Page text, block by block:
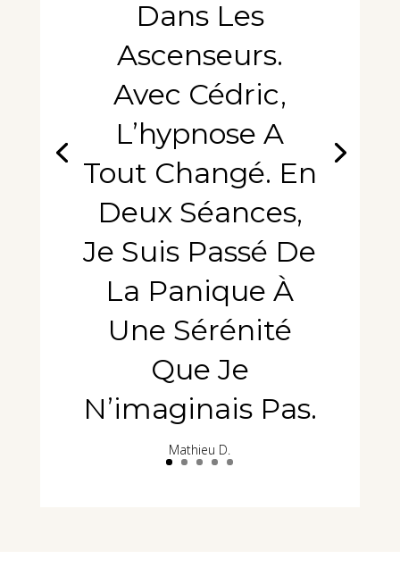
Dans Les
Ascenseurs.
Avec Cédric,
L’hypnose A
Tout Changé. En
Deux Séances,
Je Suis Passé De
La Panique À
Une Sérénité
Que Je
N’imaginais Pas.
Mathieu D.